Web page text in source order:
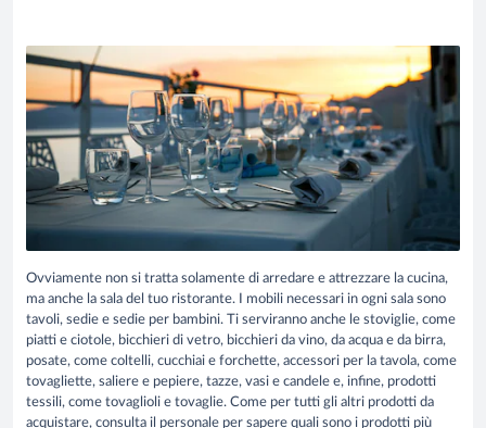
Ovviamente non si tratta solamente di arredare e attrezzare la cucina,
ma anche la sala del tuo ristorante. I mobili necessari in ogni sala sono
tavoli, sedie e sedie per bambini. Ti serviranno anche le stoviglie, come
piatti e ciotole, bicchieri di vetro, bicchieri da vino, da acqua e da birra,
posate, come coltelli, cucchiai e forchette, accessori per la tavola, come
tovagliette, saliere e pepiere, tazze, vasi e candele e, infine, prodotti
tessili, come tovaglioli e tovaglie. Come per tutti gli altri prodotti da
acquistare, consulta il personale per sapere quali sono i prodotti più